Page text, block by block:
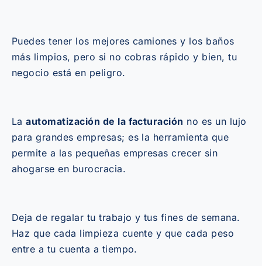
Puedes tener los mejores camiones y los baños
más limpios, pero si no cobras rápido y bien, tu
negocio está en peligro.
Laautomatización de la facturación no es un lujo
para grandes empresas; es la herramienta que
permite a las pequeñas empresas crecer sin
ahogarse en burocracia.
Deja de regalar tu trabajo y tus fines de semana.
Haz que cada limpieza cuente y que cada peso
entre a tu cuenta a tiempo.